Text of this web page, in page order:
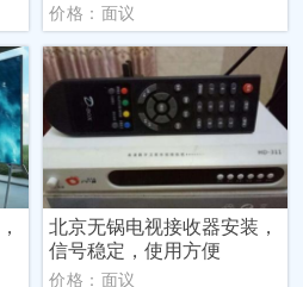
价格：面议
北京无锅电视接收器安装，
信号稳定，使用方便
价格：面议